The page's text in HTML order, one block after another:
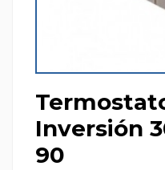
Inversión
90